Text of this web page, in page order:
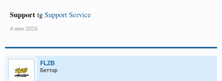
Support tg Support Service
4 июн 2026
FLZB
Беттор